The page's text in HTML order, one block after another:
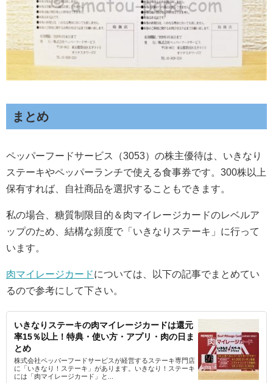
まとめ
ペッパーフードサービス（3053）の株主優待は、いきなり
ステーキやペッパーランチで使える食事券です。300株以上
保有すれば、自社商品を選択することもできます。
私の場合、糖質制限目的＆肉マイレージカードのレベルア
ップのため、結構な頻度で「いきなりステーキ」に行って
います。
肉マイレージカードについては、以下の記事でまとめてい
るので参考にして下さい。
いきなりステーキの肉マイレージカードは還元
率15％以上！特典・使い方・アプリ・肉の日ま
とめ
株式会社ペッパーフードサービスが経営するステーキ専門店
に「いきなり！ステーキ」があります。いきなり！ステーキ
には「肉マイレージカード」と...